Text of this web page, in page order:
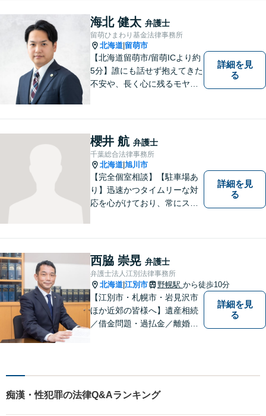
海北 健太 弁護士
留萌ひまわり基金法律事務所
北海道 留萌市
【北海道留萌市/留萌ICより約
5分】誰にも話せず抱えてきた
不安や、長く心に残るモヤモ
寧に寄り添いながら、これか
らの一歩を一緒に見つけてい
きます。【駐車場あり】【地
域密着型】
詳細を見
る
櫻井 航 弁護士
千葉総合法律事務所
北海道 旭川市
【完全個室相談】【駐車場あ
り】迅速かつタイムリーな対
応を心がけており、常にスム
依頼するほどではないかも」
と感じる方も、まずはお気軽
にご連絡いただければと思い
ます。
詳細を見
る
西脇 崇晃 弁護士
弁護士法人江別法律事務所
北海道 江別市 野幌駅 から徒歩10分
【江別市・札幌市・岩見沢市
ほか近郊の皆様へ】遺産相続
／借金問題・過払金／離婚／
気軽にお問い合わせ下さい。
詳細を見
る
痴漢・性犯罪の法律Q&Aランキング